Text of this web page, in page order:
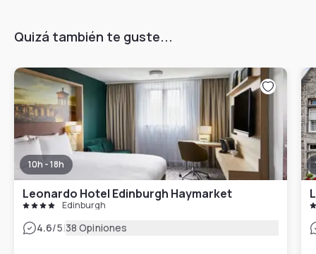
Quizá también te guste...
10h - 18h
Leonardo Hotel Edinburgh Haymarket
Edinburgh
4.6/5|38 Opiniones